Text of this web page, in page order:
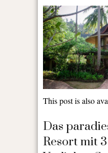
This post is also
Das
Resort mit